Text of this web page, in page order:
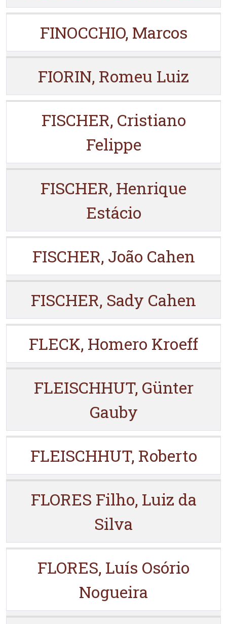
FINOCCHIO, Marcos
FIORIN, Romeu Luiz
FISCHER, Cristiano
Felippe
FISCHER, Henrique
Estácio
FISCHER, João Cahen
FISCHER, Sady Cahen
FLECK, Homero Kroeff
FLEISCHHUT, Günter
Gauby
FLEISCHHUT, Roberto
FLORES Filho, Luiz da
Silva
FLORES, Luís Osório
Nogueira